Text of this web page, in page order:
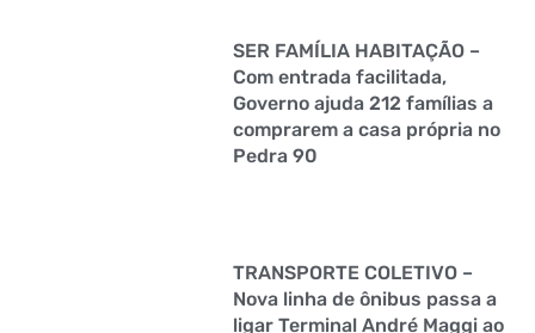
SER FAMÍLIA HABITAÇÃO –
Com entrada facilitada,
Governo ajuda 212 famílias a
comprarem a casa própria no
Pedra 90
TRANSPORTE COLETIVO –
Nova linha de ônibus passa a
ligar Terminal André Maggi ao